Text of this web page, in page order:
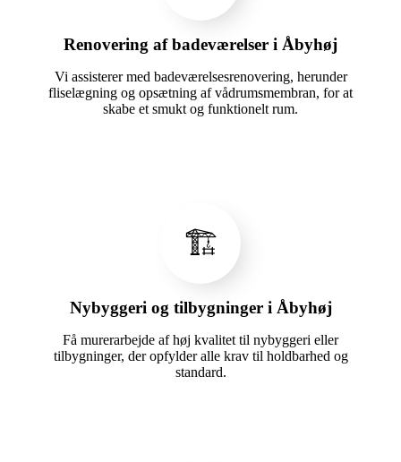
Renovering af badeværelser i Åbyhøj
Vi assisterer med badeværelsesrenovering, herunder
fliselægning og opsætning af vådrumsmembran, for at
skabe et smukt og funktionelt rum.
🏗️
Nybyggeri og tilbygninger i Åbyhøj
Få murerarbejde af høj kvalitet til nybyggeri eller
tilbygninger, der opfylder alle krav til holdbarhed og
standard.